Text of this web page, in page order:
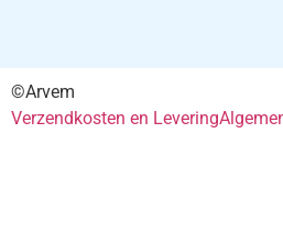
©Arvem
Verzendkosten en Levering